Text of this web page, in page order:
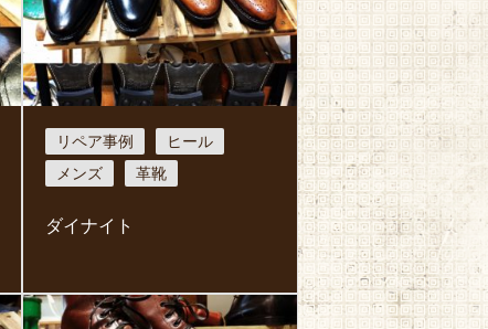
リペア事例
ヒール
メンズ
革靴
ダイナイト